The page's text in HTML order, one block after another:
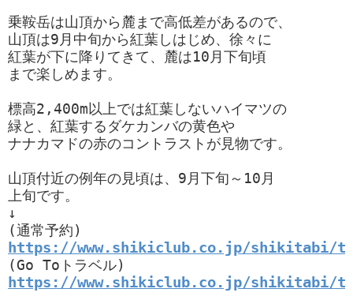
乗鞍岳は山頂から麓まで高低差があるので、
山頂は9月中旬から紅葉しはじめ、徐々に
紅葉が下に降りてきて、麓は10月下旬頃
まで楽しめます。
標高2,400m以上では紅葉しないハイマツの
緑と、紅葉するダケカンバの黄色や
ナナカマドの赤のコントラストが見物です。
山頂付近の例年の見頃は、9月下旬～10月
上旬です。
↓
https://www.shikiclub.co.jp/shikitabi/
https://www.shikiclub.co.jp/shikitabi/